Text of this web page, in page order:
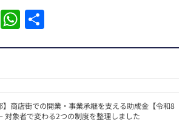
Li
n
W
h
at
A
p
】商店街での開業・事業承継を支える助成金【令和8
象者で変わる2つの制度を整理しました